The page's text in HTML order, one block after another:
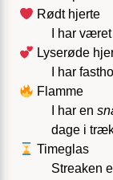
Rødt hjerte
I har
Lyserøde
I har
Flamme
I har en
dage i
Timeglas
Streaken